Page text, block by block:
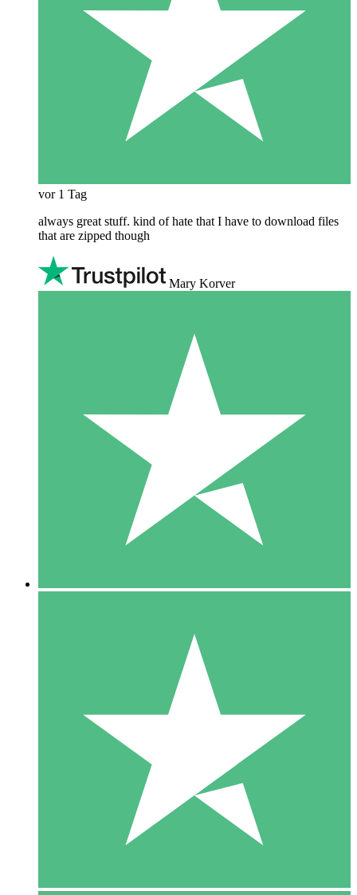
vor 1 Tag
always great stuff. kind of hate that I have to download files
that are zipped though
Mary Korver